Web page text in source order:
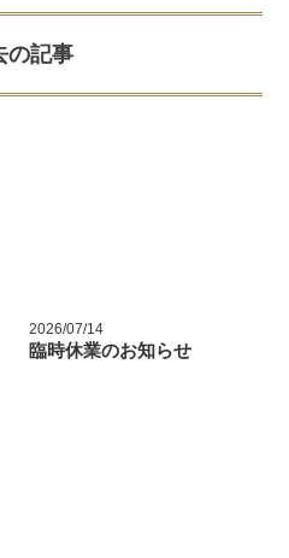
の記事
2026/07/14
臨時休業のお知らせ